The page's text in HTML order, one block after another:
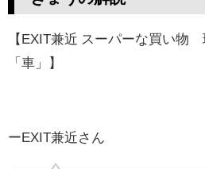
【EXIT兼近 スーパーな買い物
「車」】
ーEXIT兼近さん